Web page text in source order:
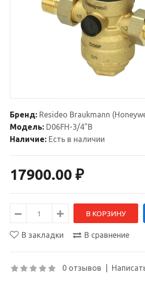
Бренд: Resideo Braukmann
Модель: D06FH-3/4"B
Наличие: Есть в наличии
17900.00 ₽
В закладки В сравнение
0 отзывов